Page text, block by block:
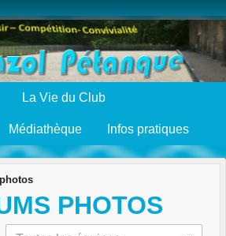
La Vie du Club
Médiathèque Infos pratiques
PHOTOS